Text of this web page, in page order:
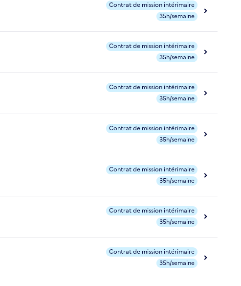
Contrat de mission intérimaire
35h/semaine
Contrat de mission intérimaire
35h/semaine
Contrat de mission intérimaire
35h/semaine
Contrat de mission intérimaire
35h/semaine
Contrat de mission intérimaire
35h/semaine
Contrat de mission intérimaire
35h/semaine
Contrat de mission intérimaire
35h/semaine